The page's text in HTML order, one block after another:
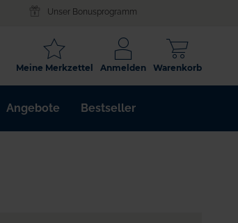
Unser Bonusprogramm
Warenkorb
Anmelden
Meine Merkzettel
Angebote Bestseller